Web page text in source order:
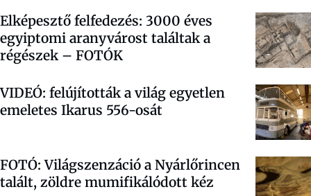
Elképesztő felfedezés: 3000 éves
egyiptomi aranyvárost találtak a
régészek – FOTÓK
VIDEÓ: felújították a világ egyetlen
emeletes Ikarus 556-osát
FOTÓ: Világszenzáció a Nyárlőrincen
talált, zöldre mumifikálódott kéz